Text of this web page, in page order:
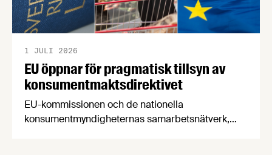
EU öppnar för pragmatisk tillsyn av
konsumentmaktsdirektivet
1 JULI 2026
EU-kommissionen och de nationella
konsumentmyndigheternas samarbetsnätverk,